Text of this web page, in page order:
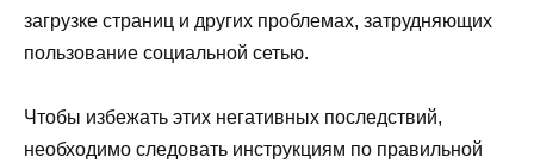
загрузке страниц и других проблемах, затрудняющих
пользование социальной сетью.
Чтобы избежать этих негативных последствий,
необходимо следовать инструкциям по правильной